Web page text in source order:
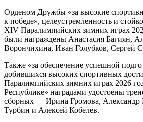
Орденом Дружбы «за высокие
к победе», целеустремленность и
XIV Паралимпийских зимних играх
были награждены Анастасия Багиян,
Ворончихина, Иван Голубков, Сергей
Также «за обеспечение успешной
добившихся высоких спортивных
Паралимпийских зимних играх 2026
Республике» наградами удостоены
сборных — Ирина Громова, Александр
Турбин и Алексей Кобелев.